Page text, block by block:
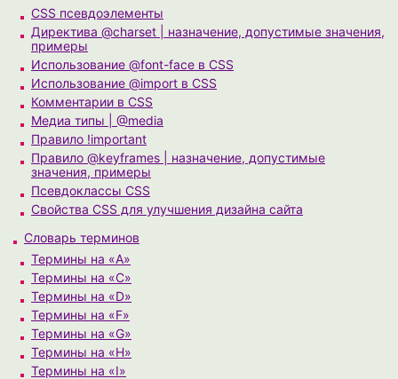
CSS псевдоэлементы
Директива @charset | назначение, допустимые значения,
примеры
Использование @font-face в CSS
Использование @import в CSS
Комментарии в CSS
Медиа типы | @media
Правило !important
Правило @keyframes | назначение, допустимые
значения, примеры
Псевдоклассы CSS
Свойства CSS для улучшения дизайна сайта
Cловарь терминов
Термины на «A»
Термины на «C»
Термины на «D»
Термины на «F»
Термины на «G»
Термины на «H»
Термины на «I»